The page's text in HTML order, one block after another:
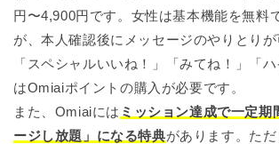
円〜4,900円です。女性は基本機能を無料
が、本人確認後にメッセージのやりとりが
「スペシャルいいね！」「みてね！」「
はOmiaiポイントの購入が必要です。
また、Omiaiには ミッション達成で一定期
ージし放題」になる特典があります。た